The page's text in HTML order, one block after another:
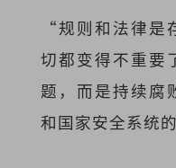
“规则和法律是
切都变得不重要
题，而是持续腐
和国家安全系统